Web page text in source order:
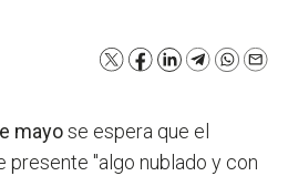
X Facebook
LinkedInTelegram
mayose espera que el
presente "algo nublado y con